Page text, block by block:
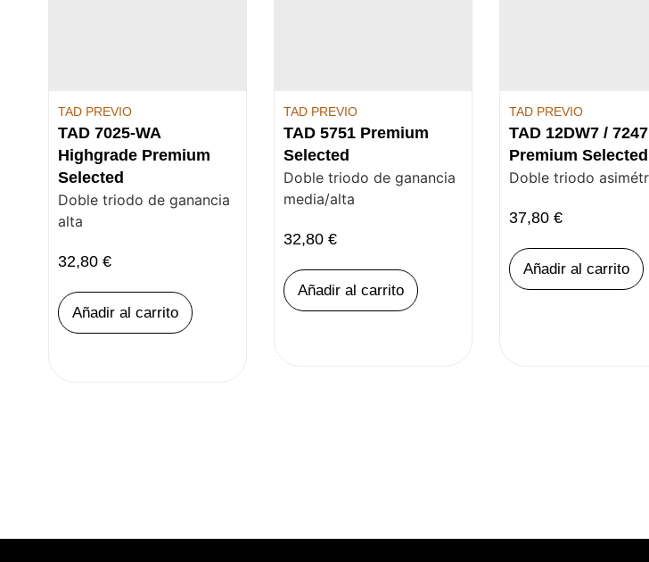
TAD PREVIO
TAD 7025-WA
Highgrade Premium
Selected
Doble triodo de ganancia
alta
32,80 €
Añadir al carrito
TAD PREVIO
TAD 5751 Premium
Selected
Doble triodo de ganancia
media/alta
32,80€
Añadir al carrito
TAD PREVIO
TAD 12DW7 / 7247
Premium Selected
Doble triodo
37,80€
Añadir al carrito